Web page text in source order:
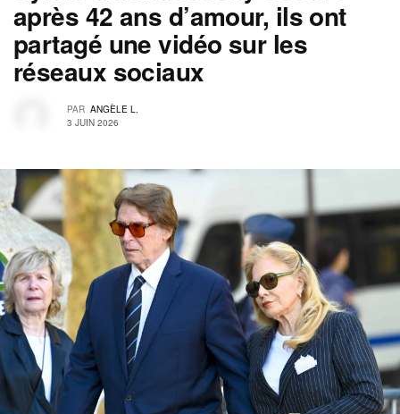
après 42 ans d’amour, ils ont
partagé une vidéo sur les
réseaux sociaux
PAR ANGÈLE L.
3 JUIN 2026